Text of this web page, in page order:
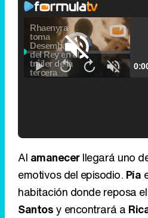
Video
Player
is
loading.
Pause
Seek
back
Seek
Unmute
Loaded:
0.00%
Al amanecerllegará uno
emotivos del episodio. Pía
habitación donde reposa el
Santosy encontrará a